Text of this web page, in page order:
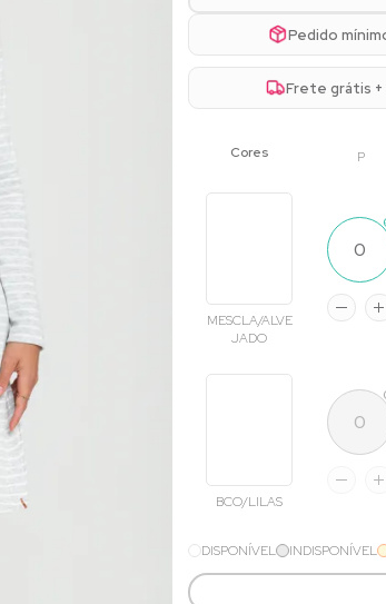
Pedido
Frete grátis +
P
MESCLA/ALVE
JADO
BCO/LILAS
DISPONÍVEL INDISPONÍVEL